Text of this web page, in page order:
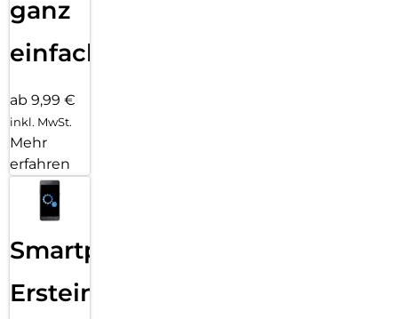
ganz
einfach
ab 9,99 €
inkl. MwSt.
Mehr
erfahren
Smartphone
Ersteinrichtung